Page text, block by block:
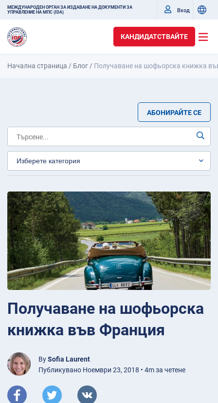
МЕЖДУНАРОДЕН ОРГАН ЗА ИЗДАВАНЕ НА ДОКУМЕНТИ ЗА
УПРАВЛЕНИЕ НА МПС (IDA)
Вход
КАНДИДАТСТВАЙТЕ
Начална страница / Блог / Получаване на шофьорска книжка
АБОНИРАЙТЕ СЕ
Получаване на шофьорска
книжка във Франция
BySofia Laurent
Публикувано Ноември 23, 2018 • 4m за четене